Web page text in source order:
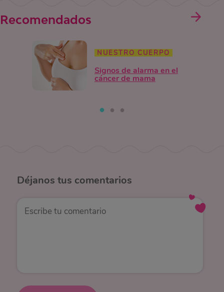
Recomendados
NUESTRO CUERPO
Signos de alarma en el
cáncer de mama
Déjanos tus comentarios